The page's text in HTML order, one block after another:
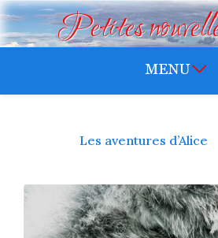
Petites
Les aventures d’Alice